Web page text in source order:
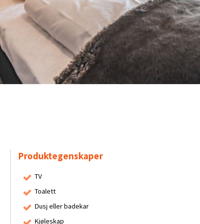
Produktegenskaper
TV
Toalett
Dusj eller badekar
Kjøleskap